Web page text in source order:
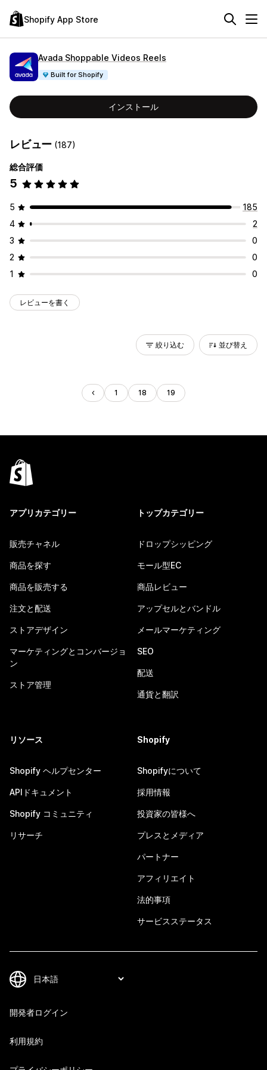
Shopify App Store
Avada Shoppable Videos Reels
Built for Shopify
インストール
レビュー (187)
総合評価
5
5
185
4
2
3
0
2
0
1
0
レビューを書く
絞り込む 並び替え
1 18 19
アプリカテゴリー
販売チャネル
商品を探す
商品を販売する
注文と配送
ストアデザイン
マーケティングとコンバージョ
ン
ストア管理
トップカテゴリー
ドロップシッピング
モール型EC
商品レビュー
アップセルとバンドル
メールマーケティング
SEO
配送
通貨と翻訳
リソース
Shopify ヘルプセンター
APIドキュメント
Shopify コミュニティ
リサーチ
Shopify
Shopifyについて
採用情報
投資家の皆様へ
プレスとメディア
パートナー
アフィリエイト
法的事項
サービスステータス
開発者ログイン
利用規約